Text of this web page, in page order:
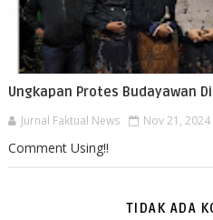
Ungkapan Protes Budayawan
Jurnal Faktual News Nov 21, 2024
Comment Using!!
TIDAK ADA